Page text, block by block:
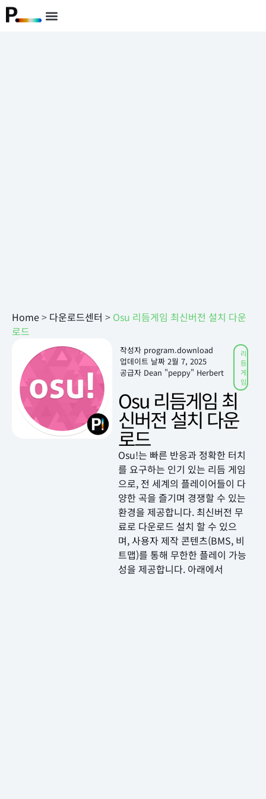
Home> 다운로드센터 > Osu 리듬게임 최신버전 설치 다운
로드
작성자 program.download
업데이트 날짜 2월 7, 2025
공급자 Dean "peppy" Herbert
리
듬
게
임
Osu 리듬게임 최
신버전 설치 다운
로드
Osu!는 빠른 반응과 정확한 터치
를 요구하는 인기 있는 리듬 게임
으로, 전 세계의 플레이어들이 다
양한 곡을 즐기며 경쟁할 수 있는
환경을 제공합니다. 최신버전 무
료로 다운로드 설치 할 수 있으
며, 사용자 제작 콘텐츠(BMS, 비
트맵)를 통해 무한한 플레이 가능
성을 제공합니다. 아래에서